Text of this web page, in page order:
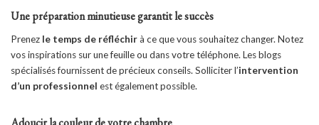
Une préparation minutieuse garantit le succès
Prenez le temps de réfléchirà ce que vous souhaitez changer. Notez
vos inspirations sur une feuille ou dans votre téléphone. Les blogs
spécialisés fournissent de précieux conseils. Solliciter l’intervention
d’un professionnel est également possible.